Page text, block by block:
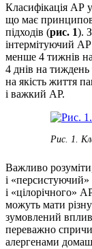
Класифікація АР
що має
підходів (рис. 1).
інтермітуючий
менше 4 тижнів
4 днів на
на якість життя
і важкий АР.
Рис. 1.
Важливо
і
і «цілорічного»
можуть мати
зумовлений
переважно
алергенами